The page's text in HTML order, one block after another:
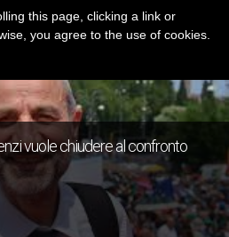
vuole chiudere al confronto
this page, clicking a link or
you agree to the use of cookies.